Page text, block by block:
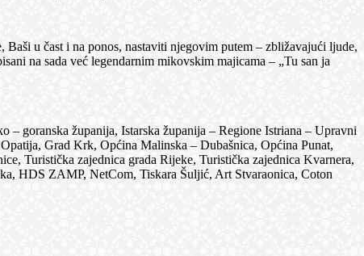
u čast i na ponos, nastaviti njegovim putem – zbližavajući ljude,
na sada već legendarnim mikovskim majicama – „Tu san ja
županija, Istarska županija – Regione Istriana – Upravni
Grad Krk, Općina Malinska – Dubašnica, Općina Punat,
Turistička zajednica grada Rijeke, Turistička zajednica Kvarnera,
HDS ZAMP, NetCom, Tiskara Šuljić, Art Stvaraonica, Coton